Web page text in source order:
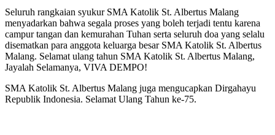
Seluruh rangkaian syukur SMA Katolik St. Albertus Malang
menyadarkan bahwa segala proses yang boleh terjadi tentu karena
campur tangan dan kemurahan Tuhan serta seluruh doa yang selalu
disematkan para anggota keluarga besar SMA Katolik St. Albertus
Malang. Selamat ulang tahun SMA Katolik St. Albertus Malang,
Jayalah Selamanya, VIVA DEMPO!
SMA Katolik St. Albertus Malang juga mengucapkan Dirgahayu
Republik Indonesia. Selamat Ulang Tahun ke-75.